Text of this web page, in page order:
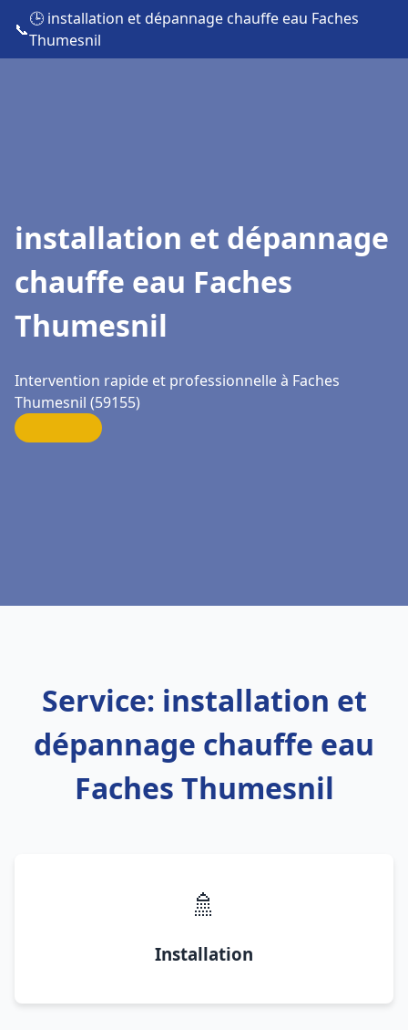
📞
🕒 installation et dépannage chauffe eau Faches
Thumesnil
installation et dépannage
chauffe eau Faches
Thumesnil
Intervention rapide et professionnelle à Faches
Thumesnil (59155)
Service: installation et
dépannage chauffe eau
Faches Thumesnil
🚿
Installation